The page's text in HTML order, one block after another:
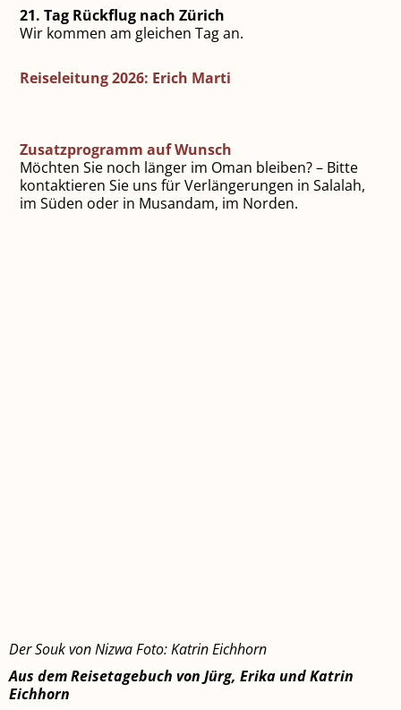
21. Tag Rückflug nach Zürich
Wir kommen am gleichen Tag an.
Reiseleitung 2026: Erich Marti
Zusatzprogramm auf Wunsch
Möchten Sie noch länger im Oman bleiben? – Bitte
kontaktieren Sie uns für Verlängerungen in Salalah,
im Süden oder in Musandam, im Norden.
Der Souk von Nizwa Foto: Katrin Eichhorn
Aus dem Reisetagebuch von Jürg, Erika und Katrin
Eichhorn